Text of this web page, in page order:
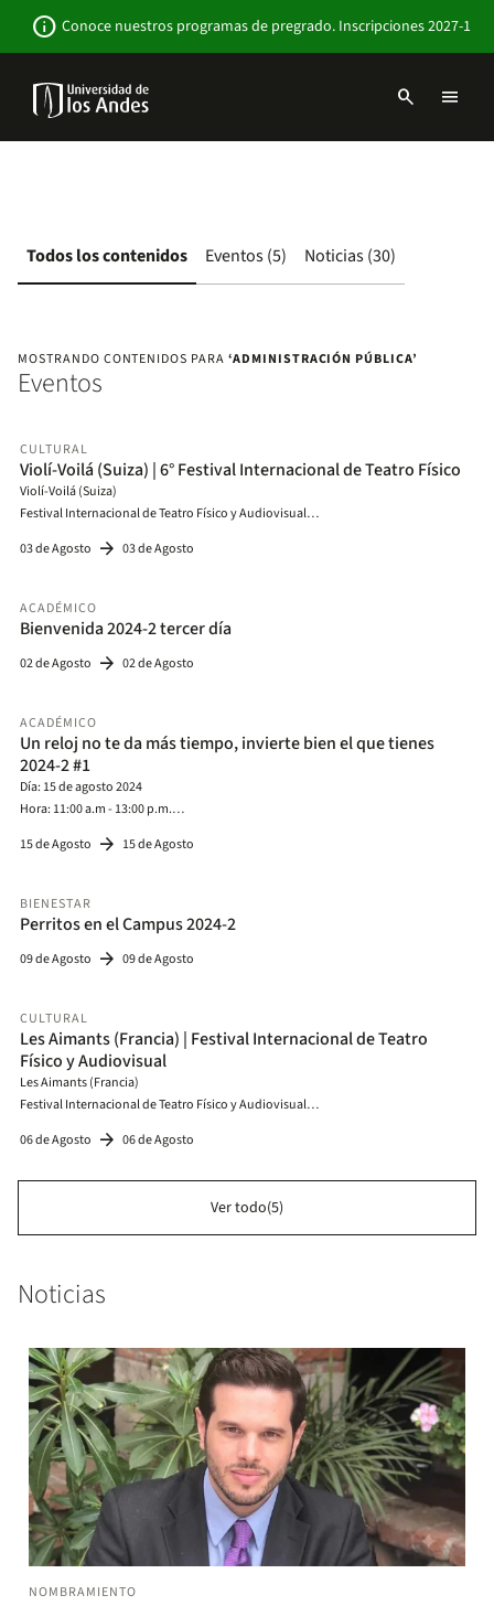
contenido
info Conoce nuestros programas de pregrado. Inscripciones 2027-1
Navbar
search menu
Todos los contenidos Eventos (5) Noticias (30)
MOSTRANDO CONTENIDOS PARA ‘ADMINISTRACIÓN PÚBLICA’
Eventos
CULTURAL
Violí-Voilá (Suiza) | 6° Festival Internacional de Teatro Físico
Violí-Voilá (Suiza)
Festival Internacional de Teatro Físico y Audiovisual
Auditorio Mario Laserna
03 de Agosto arrow_forward 03 de Agosto
ACADÉMICO
Bienvenida 2024-2 tercer día
02 de Agosto arrow_forward 02 de Agosto
ACADÉMICO
Un reloj no te da más tiempo, invierte bien el que tienes
2024-2 #1
Día: 15 de agosto 2024
Hora: 11:00 a.m - 13:00 p.m.
15 de Agosto arrow_forward 15 de Agosto
BIENESTAR
Perritos en el Campus 2024-2
09 de Agosto arrow_forward 09 de Agosto
CULTURAL
Les Aimants (Francia) | Festival Internacional de Teatro
Físico y Audiovisual
Les Aimants (Francia)
Festival Internacional de Teatro Físico y Audiovisual
Auditorio Mario Laserna
06 de Agosto arrow_forward 06 de Agosto
Ver todo(5)
Noticias
NOMBRAMIENTO